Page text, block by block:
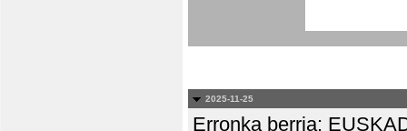
2025-11-25
Erronka berria: